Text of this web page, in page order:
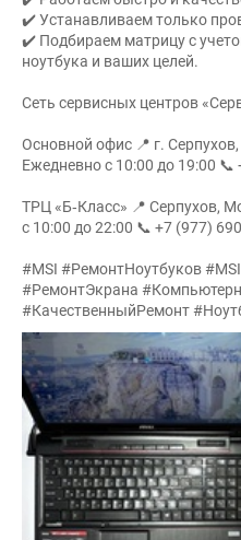
✔️ Устанавливаем только
✔️ Подбираем матрицу с
ноутбука и ваших целей.
Сеть сервисных центров
Основной офис 📍 г.
Ежедневно с 10:00 до 19:00 📞
ТРЦ «Б‑Класс» 📍 Серпухов,
с 10:00 до 22:00 📞 +7 (977)
#MSI #РемонтНоутбуков
#РемонтЭкрана
#КачественныйРемонт